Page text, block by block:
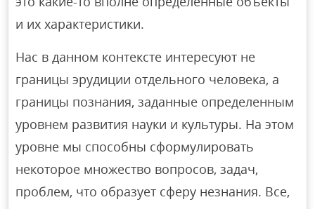
и их характеристики.
Нас в данном контексте интересуют не
границы эрудиции отдельного человека, а
границы познания, заданные определенным
уровнем развития науки и культуры. На этом
уровне мы способны сформулировать
некоторое множество вопросов, задач,
проблем, что образует сферу незнания. Все,